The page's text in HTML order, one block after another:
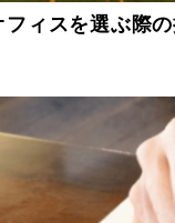
ィスを選ぶ際